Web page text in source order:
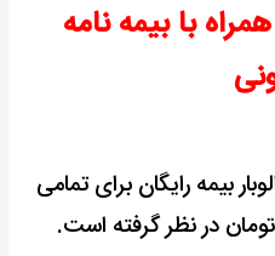
با بیمه نامه
بیمه رایگان برای تمامی